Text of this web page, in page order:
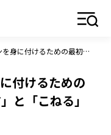
正しいフェースターンを身に付けるための最初の一歩。それは「返す」と「こねる」の違いを知ること！
付けるための
と「こねる」